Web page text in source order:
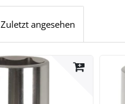
Zuletzt angesehen